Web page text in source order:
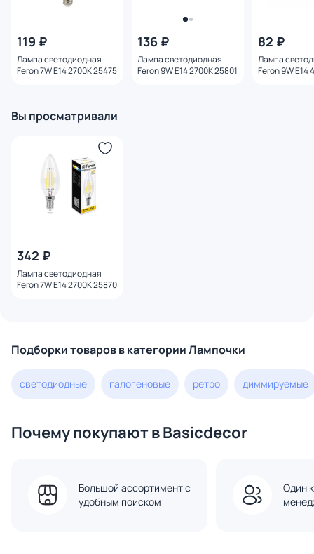
119 ₽
Лампа светодиодная
Feron 7W E14 2700K 25475
136 ₽
Лампа светодиодная
Feron 9W E14 2700K 25801
82 ₽
Лампа
Feron 9W E14
Вы просматривали
342 ₽
Лампа светодиодная
Feron 7W E14 2700K 25870
Подборки товаров в категории Лампочки
светодиодные галогеновые ретро диммируемые
Почему покупают в Basicdecor
Большой ассортимент с
удобным поиском
Один